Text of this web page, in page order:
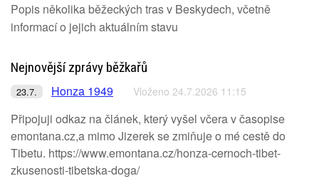
Popis několika běžeckých tras v Beskydech, včetně
informací o jejich aktuálním stavu
Nejnovější zprávy běžkařů
23.7. Honza 1949 Vloženo 24.7.2026 11:15
Připojuji odkaz na článek, který vyšel včera v časopise
emontana.cz,a mimo Jizerek se zmiňuje o mé cestě do
Tibetu. https://www.emontana.cz/honza-cernoch-tibet-
zkusenosti-tibetska-doga/